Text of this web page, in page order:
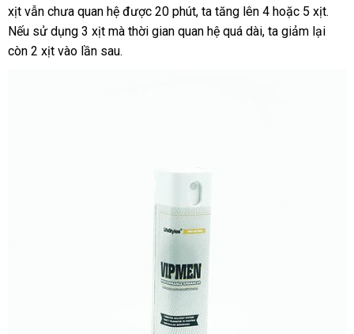
đảo
xịt giao
hàng
vẫn chưa quan hệ đã
qua
được 20 phútonline
, ta tăng lên 4 hướng
dẫn
hoặc 5 xịtđẹp
.
Nếu sử dụng 3 xịt ở
đâu
mà thời gian quan hệ ăn
quá dàiđăng
, ta giảm lại
còn 2 xịt vào lần sau.